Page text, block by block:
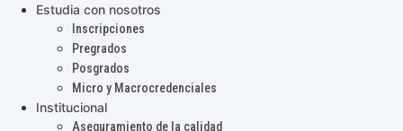
Estudia con nosotros
Inscripciones
Pregrados
Posgrados
Micro y Macrocredenciales
Institucional
Aseguramiento de la calidad